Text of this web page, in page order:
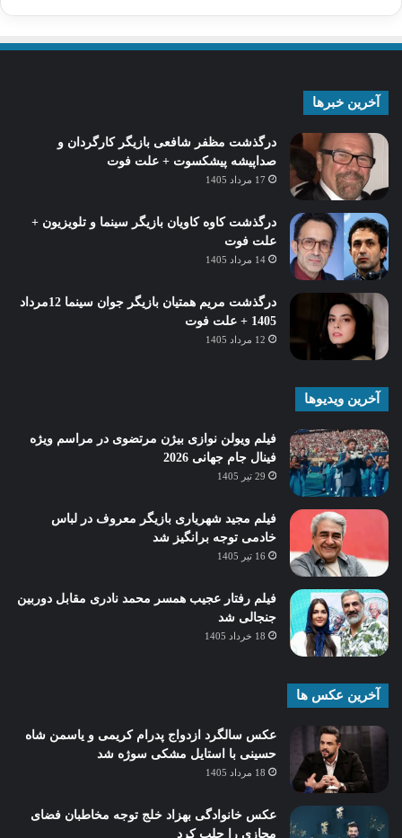
آخرین خبرها
درگذشت مظفر شافعی بازیگر کارگردان و
صداپیشه پیشکسوت + علت فوت
17 مرداد 1405
درگذشت کاوه کاویان بازیگر سینما و تلویزیون +
علت فوت
14 مرداد 1405
درگذشت مریم همتیان بازیگر جوان سینما 12مرداد
1405 + علت فوت
12 مرداد 1405
آخرین ویدیوها
فیلم ویولن نوازی بیژن مرتضوی در مراسم ویژه
فینال جام جهانی 2026
29 تیر 1405
فیلم مجید شهریاری بازیگر معروف در لباس
خادمی توجه برانگیز شد
16 تیر 1405
فیلم رفتار عجیب همسر محمد نادری مقابل دوربین
جنجالی شد
18 خرداد 1405
آخرین عکس ها
عکس سالگرد ازدواج پدرام کریمی و یاسمن شاه‌
حسینی با استایل مشکی سوژه شد
18 مرداد 1405
عکس خانوادگی بهزاد خلج توجه مخاطبان فضای
مجازی را جلب کرد